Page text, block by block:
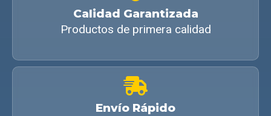
Calidad Garantizada
Productos de primera calidad
Envío Rápido